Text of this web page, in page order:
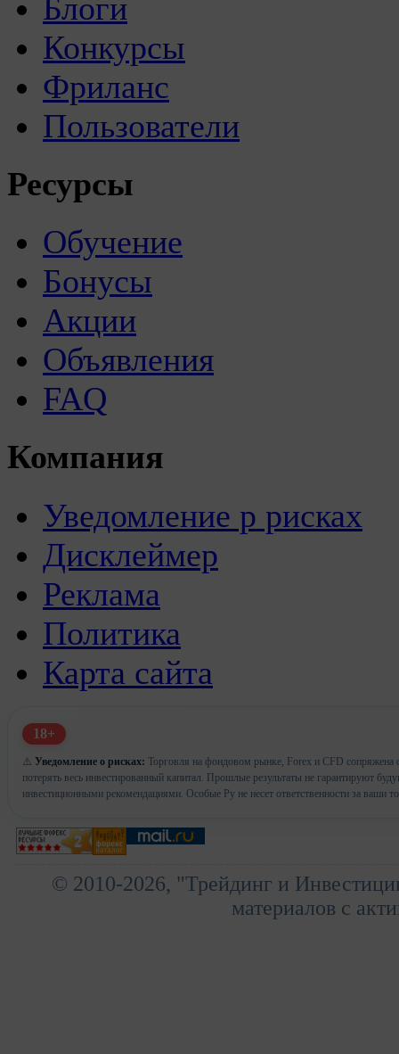
Блоги
Конкурсы
Фриланс
Пользователи
Ресурсы
Обучение
Бонусы
Акции
Объявления
FAQ
Компания
Уведомление р рисках
Дисклеймер
Реклама
Политика
Карта сайта
18+
⚠️ Уведомление о рисках: Торговля на фондовом рынке, Forex и CFD сопряжена
потерять весь инвестированный капитал. Прошлые результаты не гарантируют
инвестиционными рекомендациями. Особые Ру не несет ответственности за ваши
© 2010-2026, "Трейдинг и
материалов с